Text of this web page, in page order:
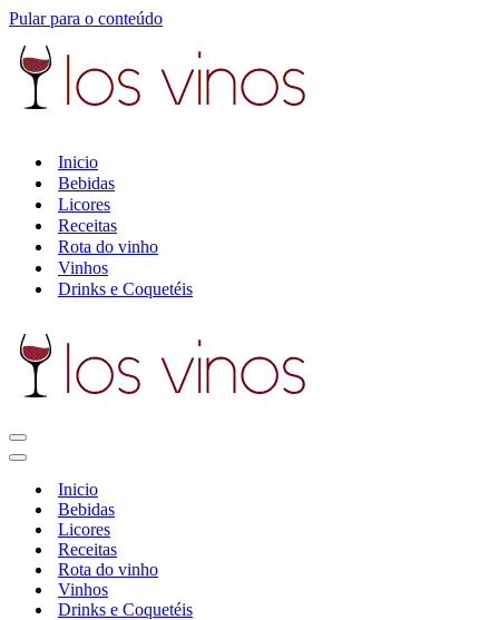
Pular para o conteúdo
Inicio
Bebidas
Licores
Receitas
Rota do vinho
Vinhos
Drinks e Coquetéis
Menu
de
Menu
navegação
Inicio
Bebidas
Licores
Receitas
Rota do vinho
Vinhos
Drinks e Coquetéis